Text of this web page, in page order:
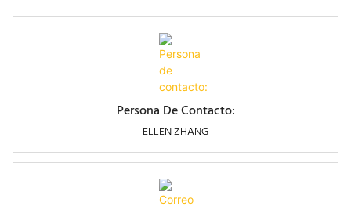
Persona De Contacto:
ELLEN ZHANG